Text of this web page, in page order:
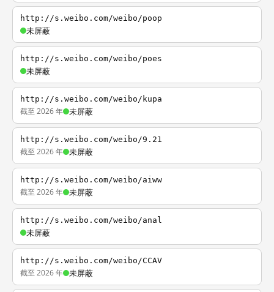
http://s.weibo.com/weibo/poop
未屏蔽
http://s.weibo.com/weibo/poes
未屏蔽
http://s.weibo.com/weibo/kupa
截至 2026 年 未屏蔽
http://s.weibo.com/weibo/9.21
截至 2026 年 未屏蔽
http://s.weibo.com/weibo/aiww
截至 2026 年 未屏蔽
http://s.weibo.com/weibo/anal
未屏蔽
http://s.weibo.com/weibo/CCAV
截至 2026 年 未屏蔽